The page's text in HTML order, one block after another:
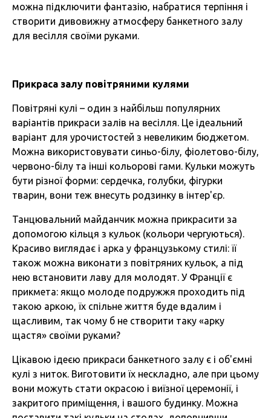
можна підключити фантазію, набратися терпіння і
створити дивовижну атмосферу банкетного залу
для весілля своїми руками.
Прикраса залу повітряними кулями
Повітряні кулі – один з найбільш популярних
варіантів прикраси залів на весілля. Це ідеальний
варіант для урочистостей з невеликим бюджетом.
Можна використовувати синьо-білу, фіолетово-білу,
червоно-білу та інші кольорові гами. Кульки можуть
бути різної форми: сердечка, голубки, фігурки
тварин, вони теж внесуть родзинку в інтер'єр.
Танцювальний майданчик можна прикрасити за
допомогою кільця з кульок (кольори чергуються).
Красиво виглядає і арка у французькому стилі: її
також можна виконати з повітряних кульок, а під
нею встановити лаву для молодят. У Франції є
прикмета: якщо молоде подружжя проходить під
такою аркою, їх спільне життя буде вдалим і
щасливим, так чому б не створити таку «арку
щастя» своїми руками?
Цікавою ідеєю прикраси банкетного залу є і об'ємні
кулі з ниток. Виготовити їх нескладно, але при цьому
вони можуть стати окрасою і виїзної церемонії, і
закритого приміщення, і вашого будинку. Можна